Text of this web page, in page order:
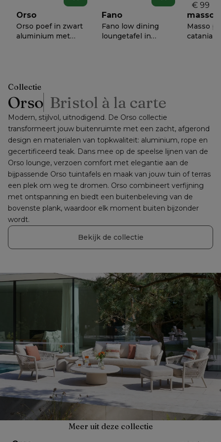
lounge
cm x B
68 cm
€ 99
Orso
Orso poef in zwart
aluminium met
Fano
Fano low dining
loungetafel in
masso
Masso
catania
Collectie
Orso Bristol à la carte
Modern, stijlvol, uitnodigend. De Orso collectie
transformeert jouw buitenruimte met een zacht, afgerond
design en materialen van topkwaliteit: aluminium, rope en
gecertificeerd teak. Dans mee op de speelse lijnen van de
Orso lounge, verzoen comfort met elegantie aan de
bijpassende Orso tuintafels en maak van jouw tuin of terras
een plek om weg te dromen. Orso combineert verfijning
met ontspanning en biedt een buitenbeleving van de
bovenste plank, waardoor elk moment buiten bijzonder
wordt.
Bekijk de collectie
Meer uit deze collectie